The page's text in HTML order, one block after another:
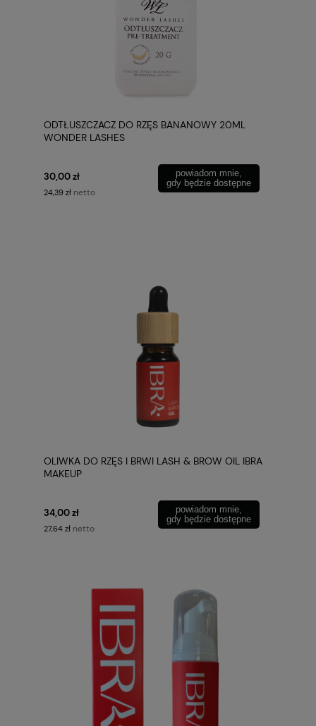
ODTŁUSZCZACZ DO RZĘS BANANOWY 20ML
WONDER LASHES
30,00 zł
24,39 zł netto
powiadom mnie,
gdy będzie dostępne
OLIWKA DO RZĘS I BRWI LASH & BROW OIL IBRA
MAKEUP
34,00 zł
27,64 zł netto
powiadom mnie,
gdy będzie dostępne